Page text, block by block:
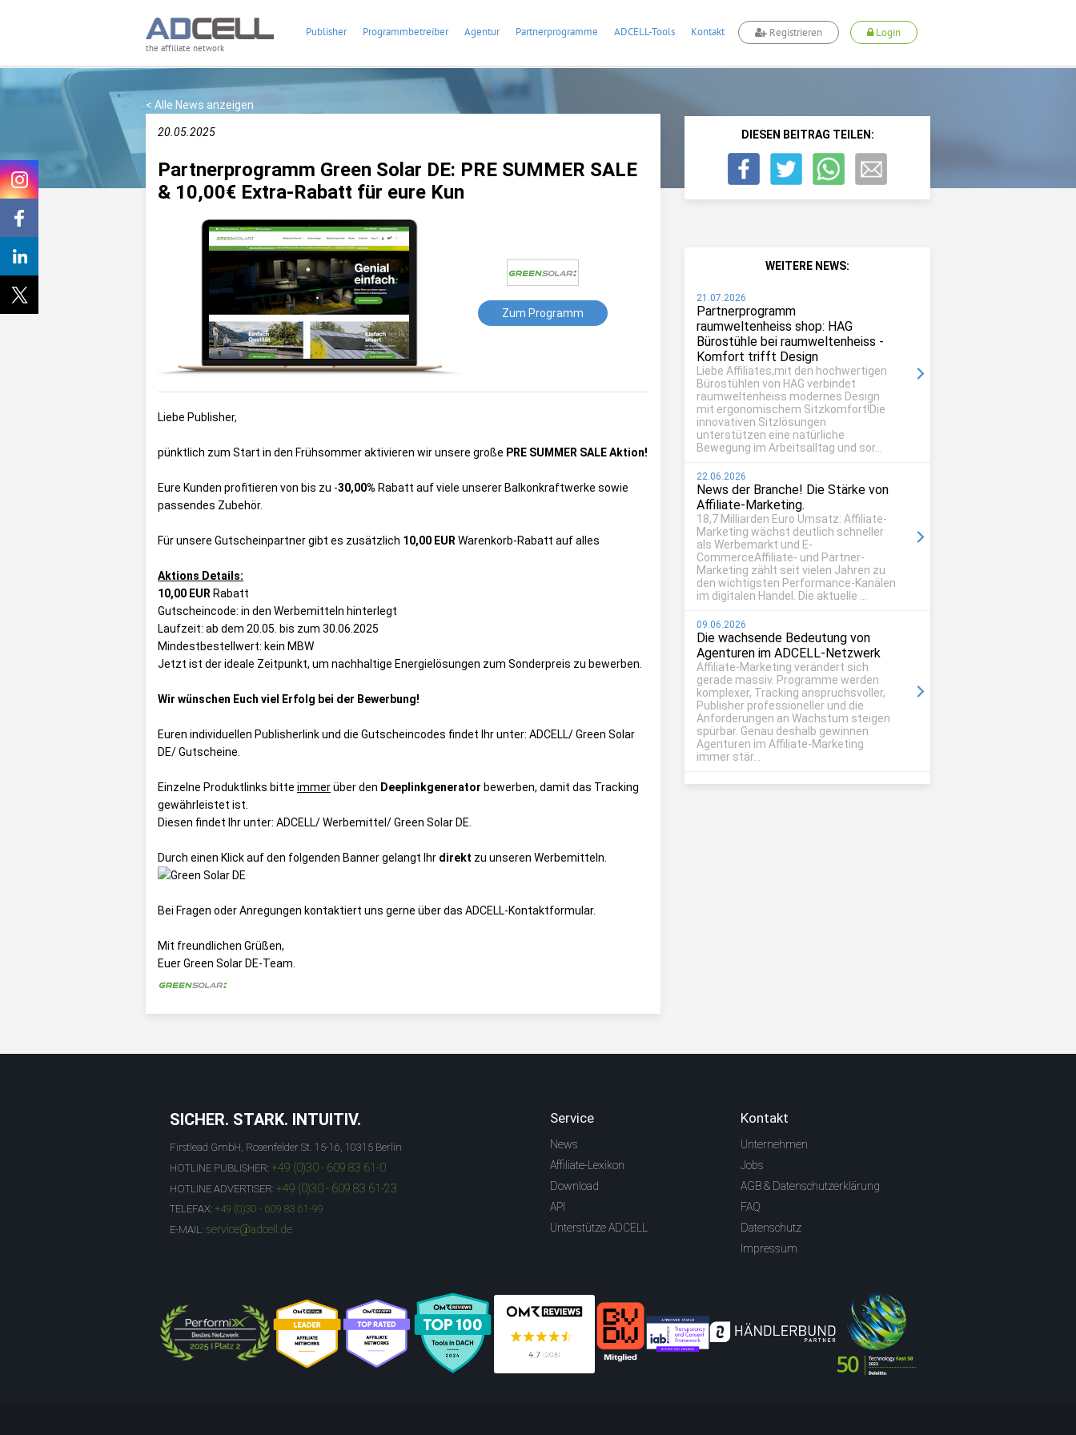
the affiliate network
Publisher Programmbetreiber Agentur Partnerprogramme ADCELL-Tools Kontakt Registrieren Login
< Alle News anzeigen
20.05.2025
Partnerprogramm Green Solar DE: PRE SUMMER SALE
& 10,00€ Extra-Rabatt für eure Kun
Zum Programm
Liebe Publisher,
pünktlich zum Start in den Frühsommer aktivieren wir unsere große PRE SUMMER SALE Aktion!
Eure Kunden profitieren von bis zu -30,00% Rabatt auf viele unserer Balkonkraftwerke sowie
passendes Zubehör.
Für unsere Gutscheinpartner gibt es zusätzlich 10,00 EUR Warenkorb-Rabatt auf alles
Aktions Details:
10,00 EUR Rabatt
Gutscheincode: in den Werbemitteln hinterlegt
Laufzeit: ab dem 20.05. bis zum 30.06.2025
Mindestbestellwert: kein MBW
Jetzt ist der ideale Zeitpunkt, um nachhaltige Energielösungen zum Sonderpreis zu bewerben.
Wir wünschen Euch viel Erfolg bei der Bewerbung!
Euren individuellen Publisherlink und die Gutscheincodes findet Ihr unter: ADCELL/ Green Solar
DE/ Gutscheine
Einzelne Produktlinks bitte immerüber den Deeplinkgenerator bewerben, damit das Tracking
gewährleistet ist.
Diesen findet Ihr unter: ADCELL/ Werbemittel/ Green Solar DE
Durch einen Klick auf den folgenden Banner gelangt Ihr direkt zu unseren Werbemitteln.
Bei Fragen oder Anregungen kontaktiert uns gerne über das ADCELL-Kontaktformular.
Mit freundlichen Grüßen,
Euer Green Solar DE-Team.
DIESEN BEITRAG TEILEN:
WEITERE NEWS:
21.07.2026
Partnerprogramm
raumweltenheiss shop: HAG
Bürostühle bei raumweltenheiss -
Komfort trifft Design
Liebe Affiliates,mit den hochwertigen
Bürostühlen von HAG verbindet
raumweltenheiss modernes Design
mit ergonomischem Sitzkomfort!Die
innovativen Sitzlösungen
unterstützen eine natürliche
Bewegung im Arbeitsalltag und sor...
22.06.2026
News der Branche! Die Stärke von
Affiliate-Marketing.
18,7 Milliarden Euro Umsatz: Affiliate-
Marketing wächst deutlich schneller
als Werbemarkt und E-
CommerceAffiliate- und Partner-
Marketing zählt seit vielen Jahren zu
den wichtigsten Performance-Kanälen
im digitalen Handel. Die aktuelle ...
09.06.2026
Die wachsende Bedeutung von
Agenturen im ADCELL-Netzwerk
Affiliate-Marketing verändert sich
gerade massiv. Programme werden
komplexer, Tracking anspruchsvoller,
Publisher professioneller und die
Anforderungen an Wachstum steigen
spürbar. Genau deshalb gewinnen
Agenturen im Affiliate-Marketing
immer stär...
SICHER. STARK. INTUITIV.
Firstlead GmbH, Rosenfelder St. 15-16, 10315 Berlin
HOTLINE PUBLISHER: +49 (0)30 - 609 83 61-0
HOTLINE ADVERTISER: +49 (0)30 - 609 83 61-23
TELEFAX: +49 (0)30 - 609 83 61-99
E-MAIL: service@adcell.de
Service
News
Affiliate-Lexikon
Download
API
Unterstütze ADCELL
Kontakt
Unternehmen
Jobs
AGB & Datenschutzerklärung
FAQ
Datenschutz
Impressum